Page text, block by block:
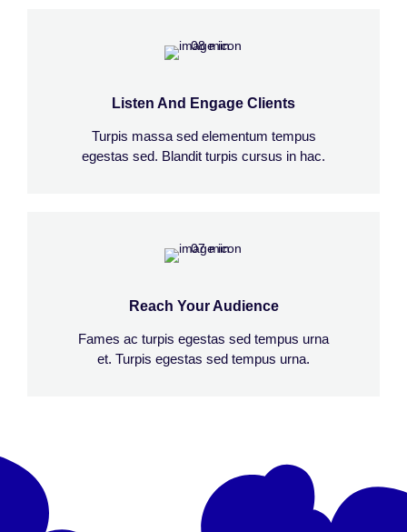
Reach Your Audience
Fames ac turpis egestas sed tempus urna
et. Turpis egestas sed tempus urna.
Listen And Engage Clients
Turpis massa sed elementum tempus
egestas sed. Blandit turpis cursus in hac.